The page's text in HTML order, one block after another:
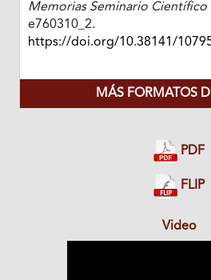
Memorias Seminario Científico
e760310_2.
https://doi.org/10.38141/
MÁS FORMATOS
PDF
FLIP
Video